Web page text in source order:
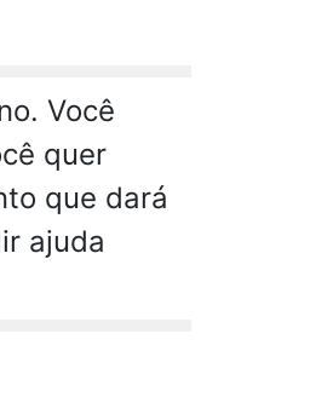
Você
quer
que dará
ajuda